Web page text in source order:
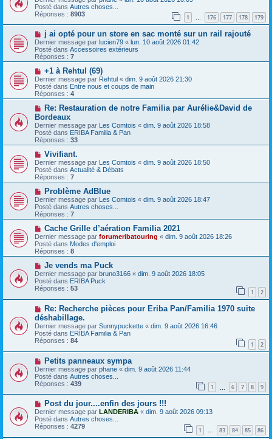
e
m
e
s
s
a
g
e
u
v
e
a
u
m
e
s
s
a
g
e
Posté dans Autres choses...
Réponses : 8903 1 176 177 178 179
N
o
u
v
e
a
u
m
e
s
s
a
g
e
j ai opté pour un store en sac monté sur un rail rajouté
Dernier message par lucien79 « lun. 10 août 2026 01:42
Posté dans Accessoires extérieurs
Réponses : 7
N
o
u
v
e
a
m
e
s
s
a
e
+1 à Rehtul (69)
Dernier message par Rehtul « dim. 9 août 2026 21:30
Posté dans Entre nous et coups de main
Réponses : 4
N
o
u
v
e
a
u
m
e
s
s
a
g
e
Re: Restauration de notre Familia par Aurélie&David de
Bordeaux
Dernier message par Les Comtois « dim. 9 août 2026 18:58
Posté dans ERIBA Familia & Pan
Réponses : 33
N
o
u
v
e
a
u
m
e
s
s
g
e
Vivifiant.
Dernier message par Les Comtois « dim. 9 août 2026 18:50
Posté dans Actualité & Débats
Réponses : 7
N
o
u
v
e
a
u
m
e
s
a
g
e
Problème AdBlue
Dernier message par Les Comtois « dim. 9 août 2026 18:47
Posté dans Autres choses...
Réponses : 7
N
o
u
v
e
u
m
e
s
s
a
g
e
Cache Grille d’aération Familia 2021
Dernier message par forumeribatouring « dim. 9 août 2026 18:26
Posté dans Modes d'emploi
Réponses : 8
N
o
u
v
e
a
m
e
s
s
a
g
e
Je vends ma Puck
Dernier message par bruno3166 « dim. 9 août 2026 18:05
Posté dans ERIBA Puck
Réponses : 53 1 2
N
o
u
v
e
a
u
m
e
s
s
a
g
e
Re: Recherche pièces pour Eriba Pan/Familia 1970 suite
déshabillage.
Dernier message par Sunnypuckette « dim. 9 août 2026 16:46
Posté dans ERIBA Familia & Pan
Réponses : 84 1 2
N
o
u
v
e
a
m
e
s
s
Petits panneaux sympa
Dernier message par phane « dim. 9 août 2026 11:44
Posté dans Autres choses...
Réponses : 439 1 6 7 8 9
N
o
u
v
e
Post du jour....enfin des jours !!!
Dernier message par LANDERIBA « dim. 9 août 2026 09:13
Posté dans Autres choses...
Réponses : 4279 1 … 83 84 85 86